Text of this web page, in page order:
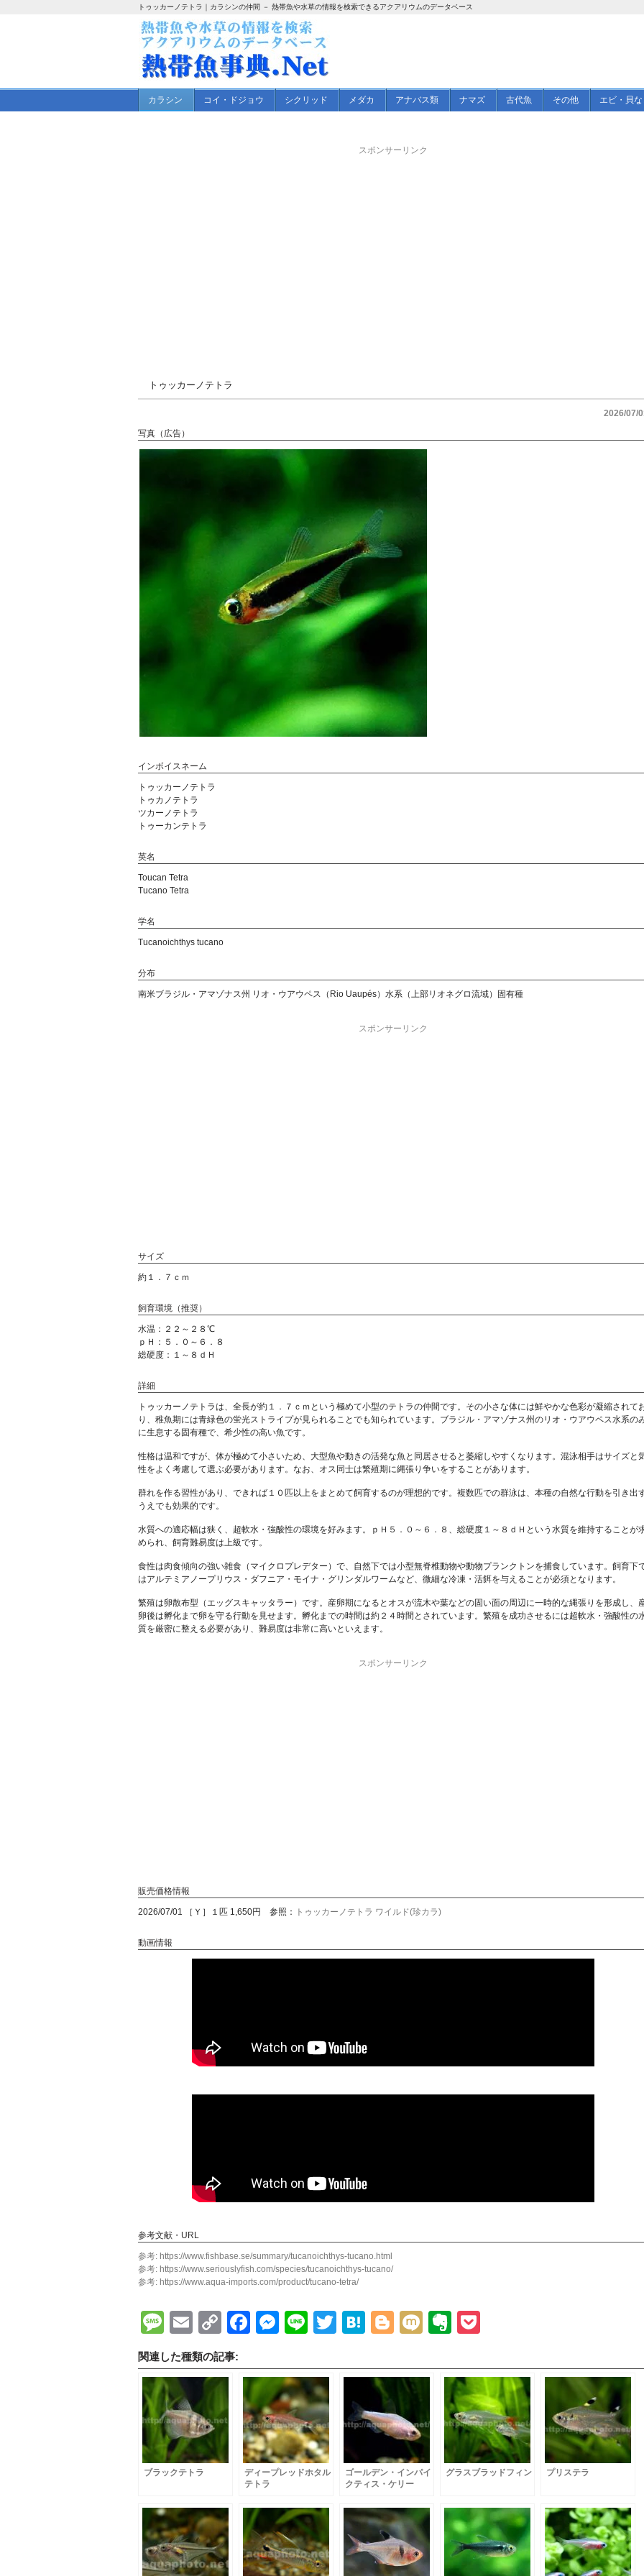
トゥッカーノテトラ｜カラシンの仲間 － 熱帯魚や水草の情報を検索できるアクアリウムのデータベース
カラシン コイ・ドジョウ シクリッド メダカ アナバス類 ナマズ 古代魚 その他 エビ・貝
スポンサーリンク
トゥッカーノテトラ
2026/07/
写真（広告）
インボイスネーム
トゥッカーノテトラ
トゥカノテトラ
ツカーノテトラ
トゥーカンテトラ
英名
Toucan Tetra
Tucano Tetra
学名
Tucanoichthys tucano
分布
南米ブラジル・アマゾナス州 リオ・ウアウペス（Rio Uaupés）水系（上部リオネグロ流域）固有種
スポンサーリンク
サイズ
約１．７ｃｍ
飼育環境（推奨）
水温：２２～２８℃
ｐＨ：５．０～６．８
総硬度：１～８ｄＨ
詳細
トゥッカーノテトラは、全長が約１．７ｃｍという極めて小型のテトラの仲間です。その小さな体には鮮やかな色彩が凝縮されて
り、稚魚期には青緑色の蛍光ストライプが見られることでも知られています。ブラジル・アマゾナス州のリオ・ウアウペス水系の
に生息する固有種で、希少性の高い魚です。
性格は温和ですが、体が極めて小さいため、大型魚や動きの活発な魚と同居させると萎縮しやすくなります。混泳相手はサイズと
性をよく考慮して選ぶ必要があります。なお、オス同士は繁殖期に縄張り争いをすることがあります。
群れを作る習性があり、できれば１０匹以上をまとめて飼育するのが理想的です。複数匹での群泳は、本種の自然な行動を引き出
うえでも効果的です。
水質への適応幅は狭く、超軟水・強酸性の環境を好みます。ｐＨ５．０～６．８、総硬度１～８ｄＨという水質を維持することが
められ、飼育難易度は上級です。
食性は肉食傾向の強い雑食（マイクロプレデター）で、自然下では小型無脊椎動物や動物プランクトンを捕食しています。飼育下
はアルテミアノープリウス・ダフニア・モイナ・グリンダルワームなど、微細な冷凍・活餌を与えることが必須となります。
繁殖は卵散布型（エッグスキャッタラー）です。産卵期になるとオスが流木や葉などの固い面の周辺に一時的な縄張りを形成し、
卵後は孵化まで卵を守る行動を見せます。孵化までの時間は約２４時間とされています。繁殖を成功させるには超軟水・強酸性の
質を厳密に整える必要があり、難易度は非常に高いといえます。
スポンサーリンク
販売価格情報
2026/07/01 ［Ｙ］１匹 1,650円 参照： トゥッカーノテトラ ワイルド(珍カラ)
動画情報
参考文献・URL
参考: https://www.fishbase.se/summary/tucanoichthys-tucano.html
参考: https://www.seriouslyfish.com/species/tucanoichthys-tucano/
参考: https://www.aqua-imports.com/product/tucano-tetra/
Message
EmailCopy
Link
Facebook
Messenger
LineTwitterHatena
Blogger
MixiEvernote
関連した種類の記事:
ブラックテトラ
ディープレッドホタル
テトラ
ゴールデン・インパイ
クティス・ケリー
グラスブラッドフィン プリステラ